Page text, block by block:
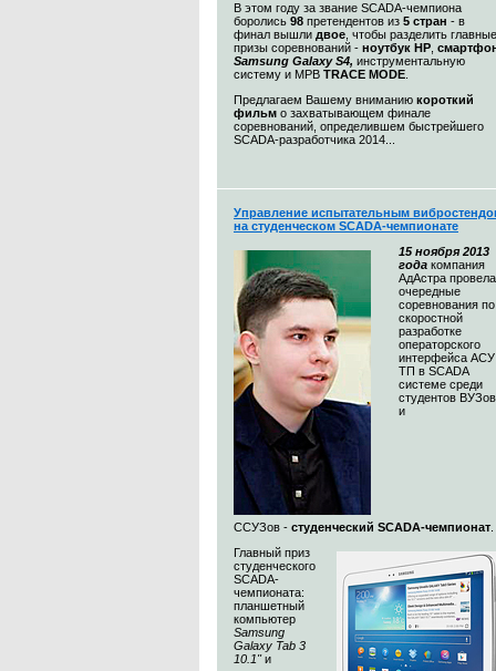
В этом году за звание SCADA-чемпиона
боролись 98 претендентов из 5 стран - в
финал вышли двое , чтобы разделить главные
призы соревнований - ноутбук HP
Samsung Galaxy S4, инструментальную
систему и МРВ TRACE MODE
Предлагаем Вашему вниманию короткий
фильм о захватывающем финале
соревнований, определившем быстрейшего
SCADA-разработчика 2014...
Управление испытательным
на студенческом SCADA-чемпионате
15 ноября 2013
года компания
АдАстра провела
очередные
соревнования по
скоростной
разработке
операторского
интерфейса АСУ
ТП в SCADA
системе среди
студентов ВУЗов
и
ССУЗов - студенческий SCADA-чемпионат
Главный приз
студенческого
SCADA-
чемпионата:
планшетный
компьютер
Samsung
Galaxy Tab 3
10.1"и